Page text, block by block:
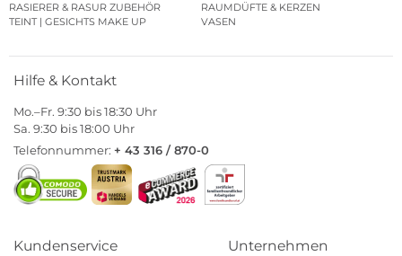
RASIERER & RASUR ZUBEHÖR
RAUMDÜFTE & KERZEN
TEINT | GESICHTS MAKE UP
VASEN
Hilfe & Kontakt
Mo.–Fr. 9:30 bis 18:30 Uhr
Sa. 9:30 bis 18:00 Uhr
Telefonnummer: + 43 316 / 870-0
Kundenservice Unternehmen